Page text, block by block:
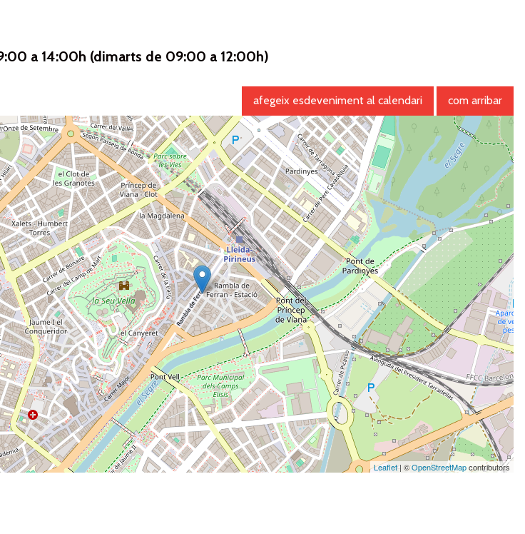
a 14:00h (dimarts de 09:00 a 12:00h)
afegeix esdeveniment al calendari com arribar
Leaflet| ©OpenStreetMapcontributors